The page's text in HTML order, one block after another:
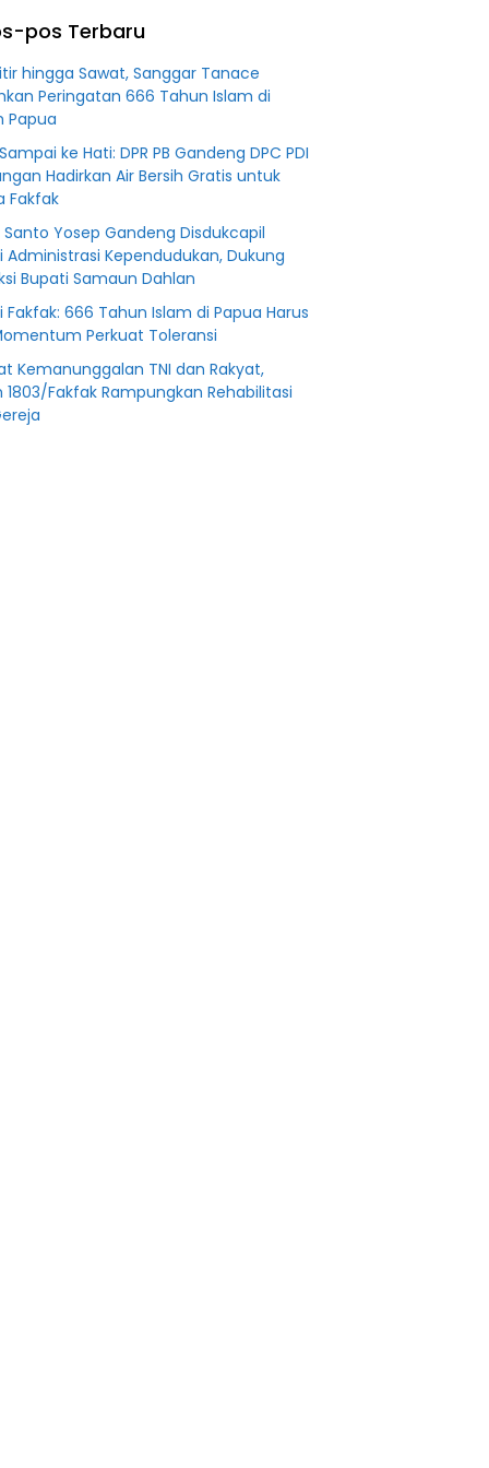
Aringin
pos Terbaru
hingga Sawat, Sanggar Tanace
Peringatan 666 Tahun Islam di
Papua
ke Hati: DPR PB Gandeng DPC PDI
Hadirkan Air Bersih Gratis untuk
Fakfak
Santo Yosep Gandeng Disdukcapil
Administrasi Kependudukan, Dukung
Bupati Samaun Dahlan
Fakfak: 666 Tahun Islam di Papua Harus
Perkuat Toleransi
Kemanunggalan TNI dan Rakyat,
1803/Fakfak Rampungkan Rehabilitasi